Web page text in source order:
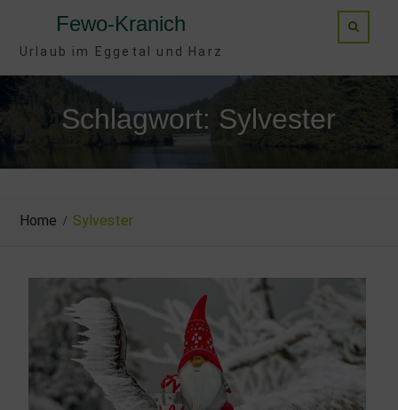
Fewo-Kranich
Urlaub im Eggetal und Harz
Schlagwort: Sylvester
Home Sylvester